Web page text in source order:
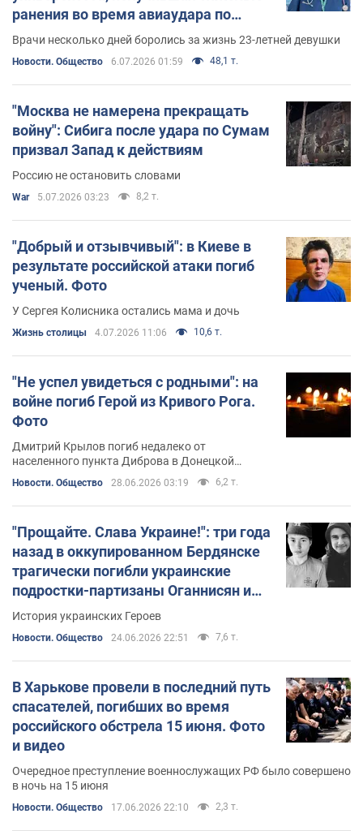
ранения во время авиаудара по
Харькову. Фото
Врачи несколько дней боролись за жизнь 23-летней девушки
Новости. Общество 6.07.2026 01:59 48,1 т.
"Москва не намерена прекращать
войну": Сибига после удара по Сумам
призвал Запад к действиям
Россию не остановить словами
War 5.07.2026 03:23 8,2 т.
"Добрый и отзывчивый": в Киеве в
результате российской атаки погиб
ученый. Фото
У Сергея Колисника остались мама и дочь
Жизнь столицы 4.07.2026 11:06 10,6 т.
"Не успел увидеться с родными": на
войне погиб Герой из Кривого Рога.
Фото
Дмитрий Крылов погиб недалеко от
населенного пункта Диброва в Донецкой
Новости. Общество 28.06.2026 03:19 6,2 т.
"Прощайте. Слава Украине!": три года
назад в оккупированном Бердянске
трагически погибли украинские
подростки-партизаны Оганнисян и
Ханганов. Видео
История украинских Героев
Новости. Общество 24.06.2026 22:51 7,6 т.
В Харькове провели в последний путь
спасателей, погибших во время
российского обстрела 15 июня. Фото
и видео
Очередное преступление военнослужащих РФ было совершено
в ночь на 15 июня
Новости. Общество 17.06.2026 22:10 2,3 т.